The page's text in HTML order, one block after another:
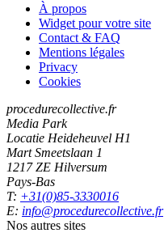
À propos
Widget pour votre site
Contact & FAQ
Mentions légales
Privacy
Cookies
procedurecollective.fr
Media Park
Locatie Heideheuvel H1
Mart Smeetslaan 1
1217 ZE Hilversum
Pays-Bas
T: +31(0)85-3330016
E: info@procedurecollective.fr
Nos autres sites